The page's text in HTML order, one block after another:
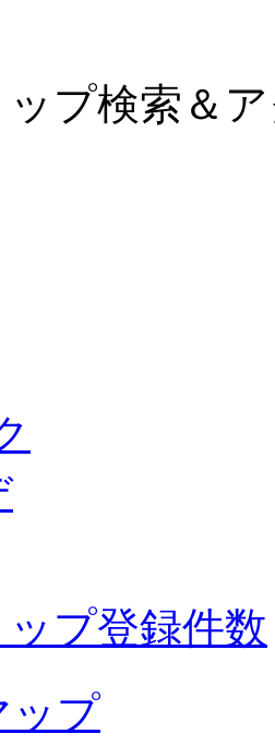
プ検索＆
プ登録件数
ップ